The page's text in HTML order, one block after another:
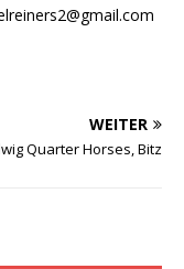
WEITER
Quarter Horses, Bitz